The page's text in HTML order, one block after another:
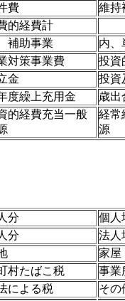
費
維持
的経費計
補助事業
内、
対策事業費
投資
金
投資
度繰上充用金 歳出
的経費充当一般
経常
源
分
個人
分
法人
家屋
村たばこ税
事業
による税 その